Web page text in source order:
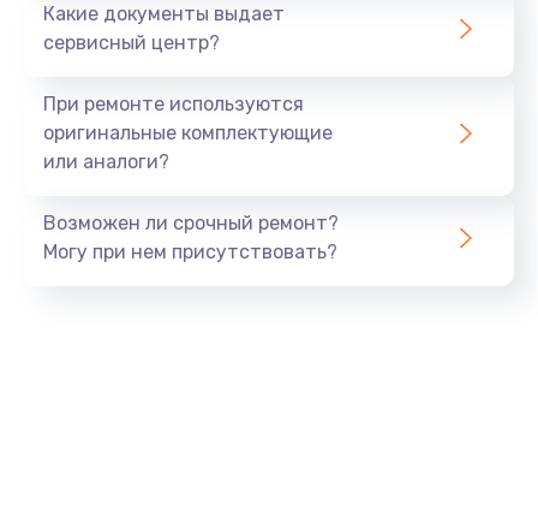
Какие документы выдает
сервисный центр?
При ремонте используются
оригинальные комплектующие
или аналоги?
Возможен ли срочный ремонт?
Могу при нем присутствовать?